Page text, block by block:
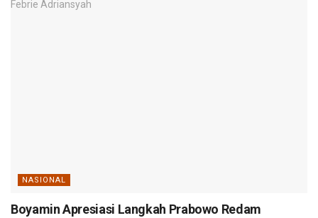
NASIONAL
Boyamin Apresiasi Langkah Prabowo Redam